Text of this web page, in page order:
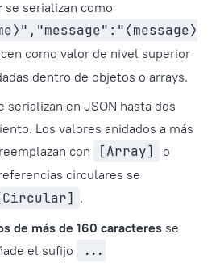
se serializan como
como valor de nivel superior
dentro de objetos o arrays.
serializan en JSON hasta dos
Los valores anidados a más
con
[Array] o
circulares se
.
de más de 160 caracteres se
el sufijo
...